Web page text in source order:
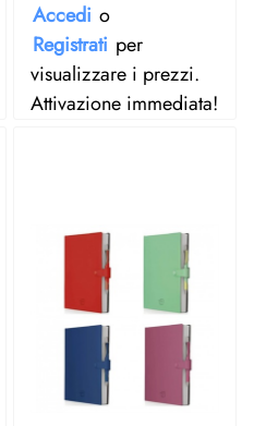
Accedi o
Registrati per
visualizzare i prezzi.
Attivazione immediata!